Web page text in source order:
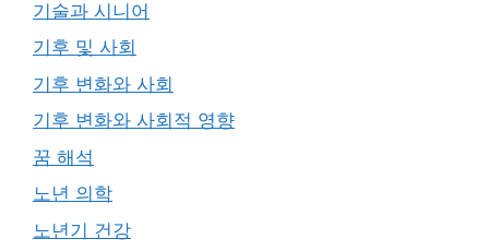
기술과 시니어
기후 및 사회
기후 변화와 사회
기후 변화와 사회적 영향
꿈 해석
노년 의학
노년기 건강